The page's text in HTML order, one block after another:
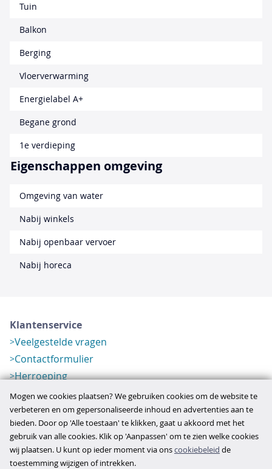
Tuin
Balkon
Berging
Vloerverwarming
Energielabel A+
Begane grond
1e verdieping
Eigenschappen omgeving
Omgeving van water
Nabij winkels
Nabij openbaar vervoer
Nabij horeca
Klantenservice
Veelgestelde vragen
Contactformulier
Herroeping
Over ons
Bedrijfsgegevens
Werkwijze
Overzichten
Verlopen aanbod
Mogen we cookies plaatsen? We gebruiken cookies om de website te
verbeteren en om gepersonaliseerde inhoud en advertenties aan te
bieden. Door op 'Alle toestaan' te klikken, gaat u akkoord met het
gebruik van alle cookies. Klik op 'Aanpassen' om te zien welke cookies
wij plaatsen. U kunt op ieder moment via onscookiebeleid de
toestemming wijzigen of intrekken.